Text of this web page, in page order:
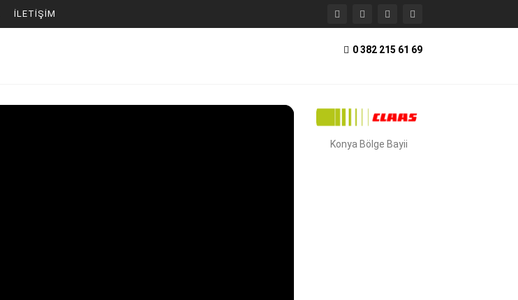
İLETIŞIM
0 382 215 61 69
Konya Bölge Bayii